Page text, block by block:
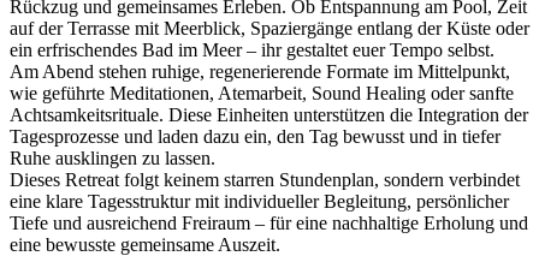
Rückzug und gemeinsames Erleben. Ob Entspannung am Pool, Zeit
auf der Terrasse mit Meerblick, Spaziergänge entlang der Küste oder
ein erfrischendes Bad im Meer – ihr gestaltet euer Tempo selbst.
Am Abend stehen ruhige, regenerierende Formate im Mittelpunkt,
wie geführte Meditationen, Atemarbeit, Sound Healing oder sanfte
Achtsamkeitsrituale. Diese Einheiten unterstützen die Integration der
Tagesprozesse und laden dazu ein, den Tag bewusst und in tiefer
Ruhe ausklingen zu lassen.
Dieses Retreat folgt keinem starren Stundenplan, sondern verbindet
eine klare Tagesstruktur mit individueller Begleitung, persönlicher
Tiefe und ausreichend Freiraum – für eine nachhaltige Erholung und
eine bewusste gemeinsame Auszeit.